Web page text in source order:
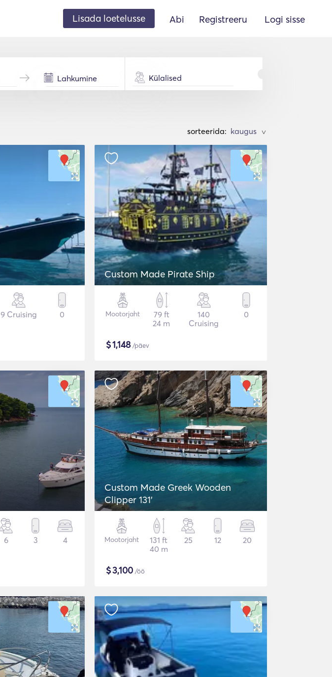
Lisada loetelusse Abi Registreeru Logi sisse
Külalised
sorteerida: >
9 Cruising 0
Custom Made Pirate Ship
Mootorjaht
79 ft
24 m
140
Cruising
0
$1,148/päev
6 3 4
Custom Made Greek Wooden
Clipper 131'
Mootorjaht
131 ft
40 m
25 12 20
$3,100 /öö